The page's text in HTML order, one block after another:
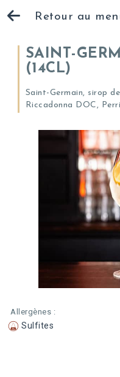
Retour au
SAINT-
(14CL)
Saint-Germain, sirop
Riccadonna DOC,
Allergènes :
Sulfites